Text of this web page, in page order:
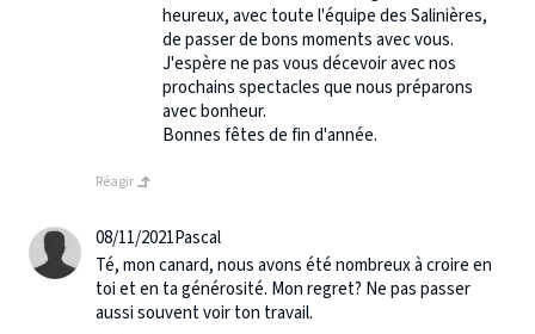
heureux, avec toute l'équipe des Salinières,
de passer de bons moments avec vous.
J'espère ne pas vous décevoir avec nos
prochains spectacles que nous préparons
avec bonheur.
Bonnes fêtes de fin d'année.
Réagir
08/11/2021Pascal
Té, mon canard, nous avons été nombreux à croire en
toi et en ta générosité. Mon regret? Ne pas passer
aussi souvent voir ton travail.